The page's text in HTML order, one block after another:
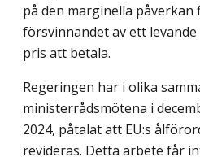
på den marginella
försvinnandet av ett
pris att betala.
Regeringen har i olika
ministerrådsmötena i
2024, påtalat att EU:s
revideras. Detta arbete får